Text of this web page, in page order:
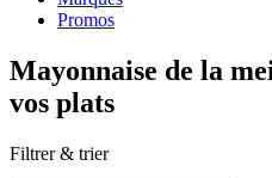
Promos
Mayonnaise de la
vos plats
Filtrer & trier